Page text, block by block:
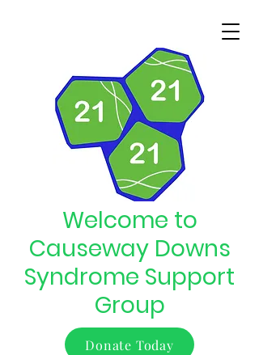
Welcome to
Causeway Downs
Syndrome Support
Group
Donate Today